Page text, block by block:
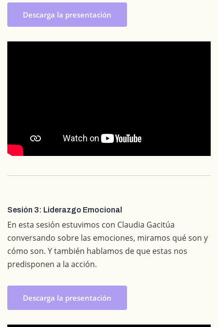
Descarga la presentación
Sesión 3: Liderazgo Emocional
En esta sesión estuvimos con Claudia Gacitúa
conversando sobre las emociones, miramos qué son y
cómo son. Y también hablamos de que estas nos
predisponen a la acción.
Descarga la presentación